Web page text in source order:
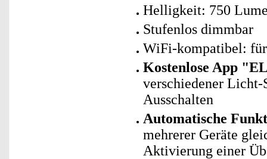
Helligkeit: 750
Stufenlos dimmbar
WiFi-kompatibel:
Kostenlose App
verschiedener Licht-
Ausschalten
Automatische
mehrerer Geräte
Aktivierung einer